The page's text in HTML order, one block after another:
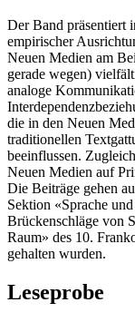
Der Band präsentiert
empirischer
Neuen Medien am
gerade wegen)
analoge
die in den Neuen
traditionellen
beeinflussen.
Neuen Medien auf
Die Beiträge gehen
Sektion «Sprache
Brückenschläge von
Raum» des 10.
gehalten wurden.
Leseprobe